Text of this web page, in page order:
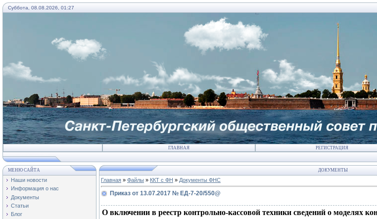
Суббота, 08.08.2026, 01:27
ГЛАВНАЯ РЕГИСТРАЦИЯ
МЕНЮ САЙТА
Наши новости
Информация о нас
Документы
Статьи
Блог
ДОКУМЕНТЫ
Главная » Файлы » ККТ с ФН » Документы ФНС
Приказ от 13.07.2017 № ЕД-7-20/550@
О включении в реестр контрольно-кассовой техники сведений о моделях